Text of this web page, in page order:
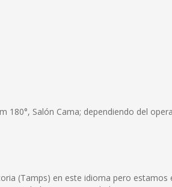
180°, Salón Cama; dependiendo del
(Tamps) en este idioma pero estamos